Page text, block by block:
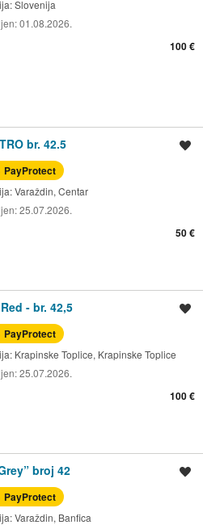
Slovenija
01.08.2026.
100 €
br. 42.5
PayProtect
Varaždin, Centar
25.07.2026.
50 €
- br. 42,5
PayProtect
Krapinske Toplice, Krapinske Toplice
25.07.2026.
100 €
broj 42
PayProtect
Varaždin, Banfica